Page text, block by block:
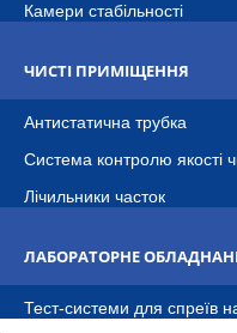
Камери стабільності
ЧИСТІ ПРИМІЩЕННЯ
Антистатична трубка
Система контролю якості
Лічильники часток
ЛАБОРАТОРНЕ
Тест-системи для спреïв